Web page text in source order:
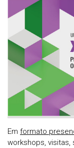
Em formato
workshops,